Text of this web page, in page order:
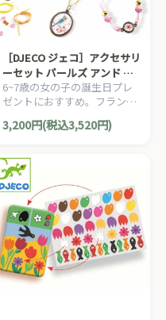
［DJECO ジェコ］アクセサリ
ーセット パールズ アンド フ
ラワーズ
6~7歳の女の子の誕生日プレ
ゼントにおすすめ。フラン
ス・DJECOの子供も大人も楽
しめる、手作りアクセサリー
3,200円(税込3,520円)